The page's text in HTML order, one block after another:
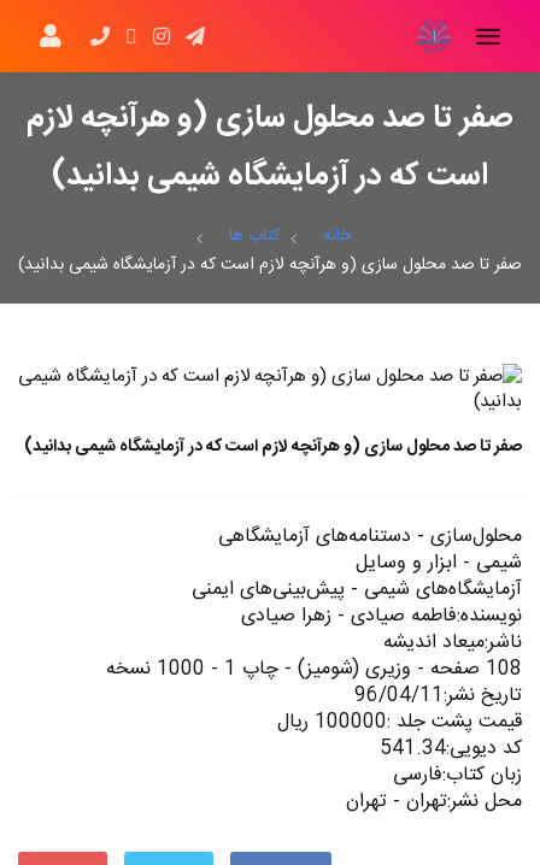
صفر تا صد محلول سازی (و هرآنچه لازم
است که در آزمایشگاه شیمی بدانید)
خانه
کتاب ها
صفر تا صد محلول سازی (و هرآنچه لازم است که در آزمایشگاه شیمی بدانید)
صفر تا صد محلول سازی (و هرآنچه لازم است که در آزمایشگاه شیمی بدانید)
محلول‌سازی - دستنامه‌های آزمایشگاهی
شیمی - ابزار و وسایل
آزمایشگاه‌های شیمی - پیش‌بینی‌‌های ایمنی
نویسنده:فاطمه صیادی - زهرا صیادی
ناشر:میعاد اندیشه
108 صفحه - وزیری (شومیز) - چاپ 1 - 1000 نسخه
تاریخ نشر:96/04/11
قیمت پشت جلد :100000 ریال
کد دیویی:541.34
زبان کتاب:فارسی
محل نشر:تهران - تهران